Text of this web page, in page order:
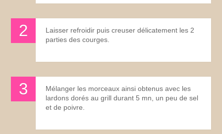
Laisser refroidir puis creuser délicatement les 2
parties des courges.
Mélanger les morceaux ainsi obtenus avec les
lardons dorés au grill durant 5 mn, un peu de sel
et de poivre.